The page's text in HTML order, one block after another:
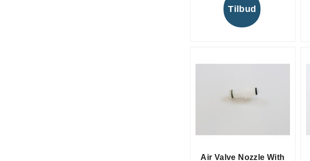
Tilbud
Air Valve Nozzle With